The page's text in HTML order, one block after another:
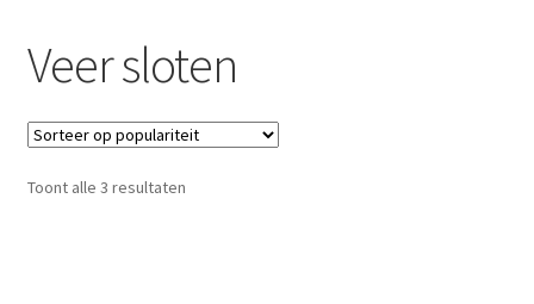
Gegevensbescherming
Herroepingsrecht
Neem contact op met
Veer sloten
Toont alle 3 resultatenGesorteerd